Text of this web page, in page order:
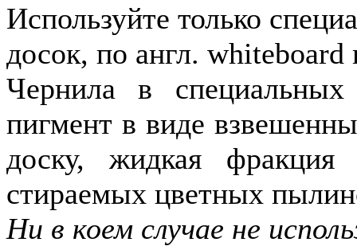
Используйте только
досок, по англ.
Чернила в
пигмент в виде
доску, жидкая
стираемых цветных
Ни в коем случае не